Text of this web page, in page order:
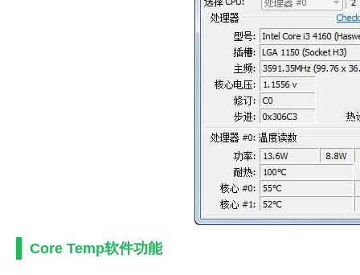
Core Temp软件功能